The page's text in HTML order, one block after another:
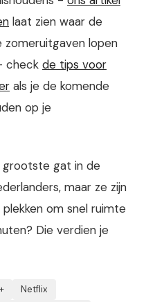
laat zien waar de
zomeruitgaven lopen
check de tips voor
als je de komende
op je
grootste gat in de
maar ze zijn
om snel ruimte
Die verdien je
Netflix